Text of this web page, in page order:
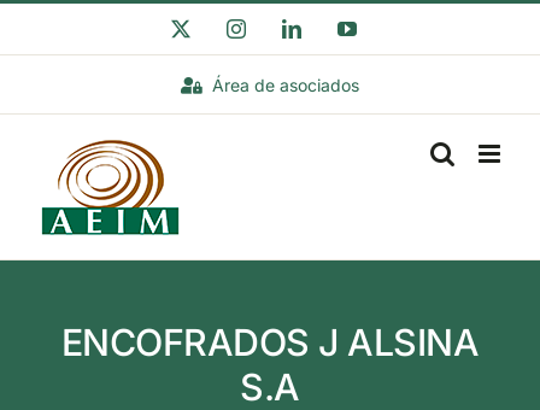
al
InstagramLinkedInYouTube
Área de asociados
ENCOFRADOS J ALSINA
S.A